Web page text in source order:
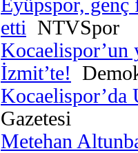
Eyüpspor, genç
etti NTVSpor
Kocaelispor’un
İzmit’te!
Gazetesi
Metehan